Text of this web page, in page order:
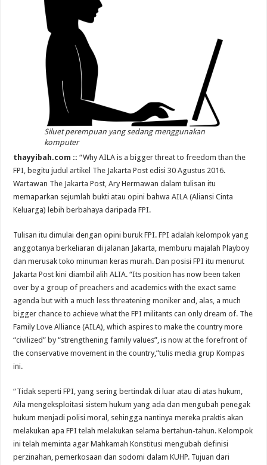
Siluet perempuan yang sedang menggunakan
komputer
thayyibah.com ::“Why AILA is a bigger threat to freedom than the
FPI, begitu judul artikel The Jakarta Post edisi 30 Agustus 2016.
Wartawan The Jakarta Post, Ary Hermawan dalam tulisan itu
memaparkan sejumlah bukti atau opini bahwa AILA (Aliansi Cinta
Keluarga) lebih berbahaya daripada FPI.
Tulisan itu dimulai dengan opini buruk FPI. FPI adalah kelompok yang
anggotanya berkeliaran di jalanan Jakarta, memburu majalah Playboy
dan merusak toko minuman keras murah. Dan posisi FPI itu menurut
Jakarta Post kini diambil alih ALIA. “Its position has now been taken
over by a group of preachers and academics with the exact same
agenda but with a much less threatening moniker and, alas, a much
bigger chance to achieve what the FPI militants can only dream of. The
Family Love Alliance (AILA), which aspires to make the country more
“civilized” by “strengthening family values”, is now at the forefront of
the conservative movement in the country,”tulis media grup Kompas
ini.
“Tidak seperti FPI, yang sering bertindak di luar atau di atas hukum,
Aila mengeksploitasi sistem hukum yang ada dan mengubah penegak
hukum menjadi polisi moral, sehingga nantinya mereka praktis akan
melakukan apa FPI telah melakukan selama bertahun-tahun. Kelompok
ini telah meminta agar Mahkamah Konstitusi mengubah definisi
perzinahan, pemerkosaan dan sodomi dalam KUHP. Tujuan dari